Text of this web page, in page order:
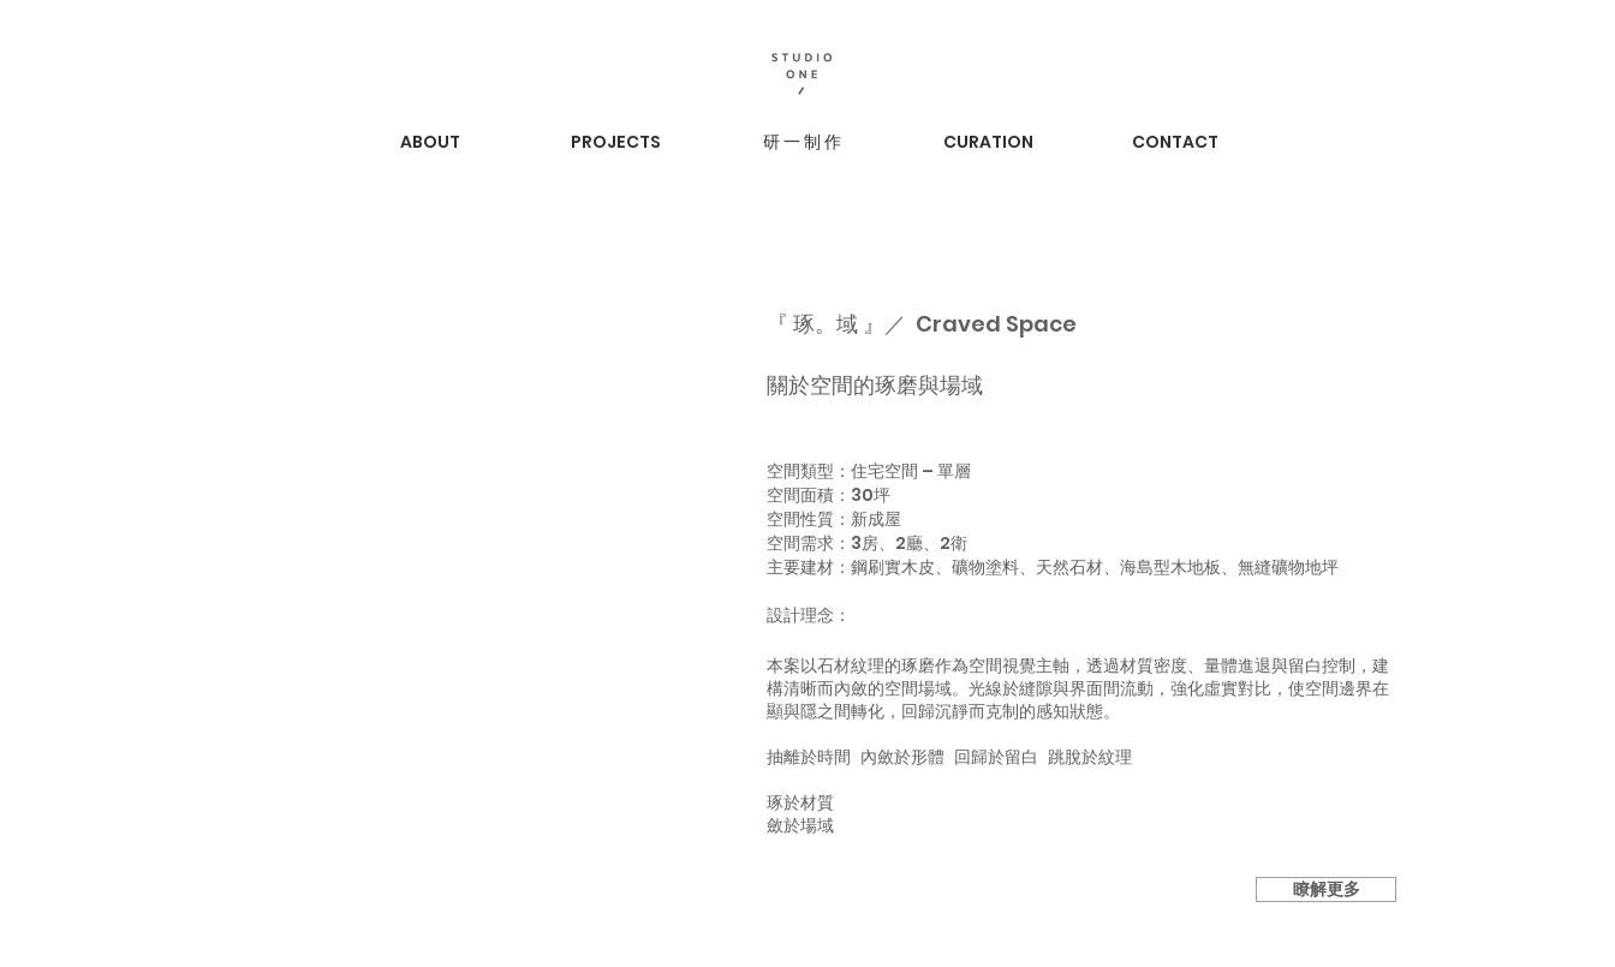
ABOUT PROJECTS 研 一 制 作 CURATION CONTACT
『 琢。域 』／ Craved Space
關於空間的琢磨與場域
空間類型：住宅空間 – 單層
空間面積：30坪
空間性質：新成屋
空間需求：3房、2廳、2衛
主要建材：鋼刷實木皮、礦物塗料、天然石材、海島型木地板、無縫礦物地坪
​設計理念：
本案以石材紋理的琢磨作為空間視覺主軸，透過材質密度、量體進退與留白控制，建
構清晰而內斂的空間場域。光線於縫隙與界面間流動，強化虛實對比，使空間邊界在
顯與隱之間轉化，回歸沉靜而克制的感知狀態。
抽離於時間 內斂於形體 回歸於留白 跳脫於紋理
琢於材質
斂於場域
瞭解更多